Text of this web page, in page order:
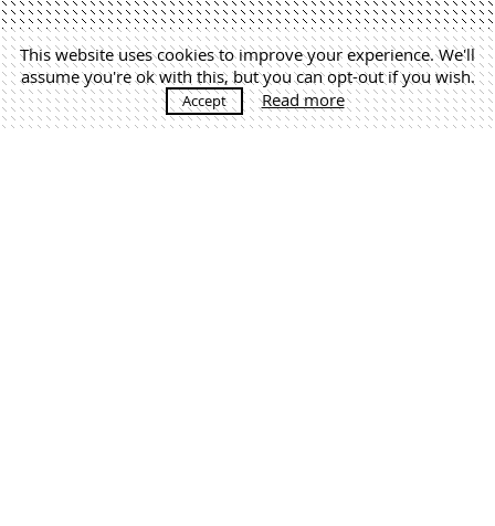
This website uses cookies to improve your experience. We'll
assume you're ok with this, but you can opt-out if you wish.
Accept Read more